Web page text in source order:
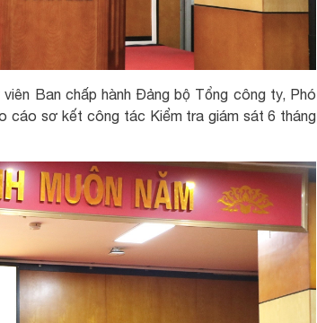
Ban chấp hành Đảng bộ Tổng công ty, Phó
cáo sơ kết công tác Kiểm tra giám sát 6 tháng